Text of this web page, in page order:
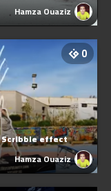
Hamza Ouaziz
0
Scribble effect !!
Hamza Ouaziz